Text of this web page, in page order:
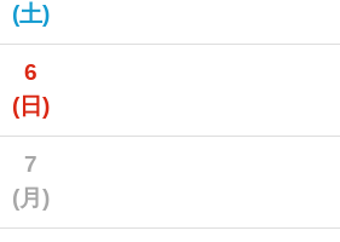
(土)
6
(日)
7
(月)